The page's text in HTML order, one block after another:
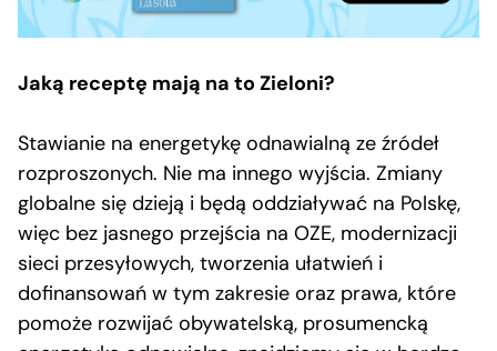
Jaką receptę mają na to Zieloni?
Stawianie na energetykę odnawialną ze źródeł
rozproszonych. Nie ma innego wyjścia. Zmiany
globalne się dzieją i będą oddziaływać na Polskę,
więc bez jasnego przejścia na OZE, modernizacji
sieci przesyłowych, tworzenia ułatwień i
dofinansowań w tym zakresie oraz prawa, które
pomoże rozwijać obywatelską, prosumencką